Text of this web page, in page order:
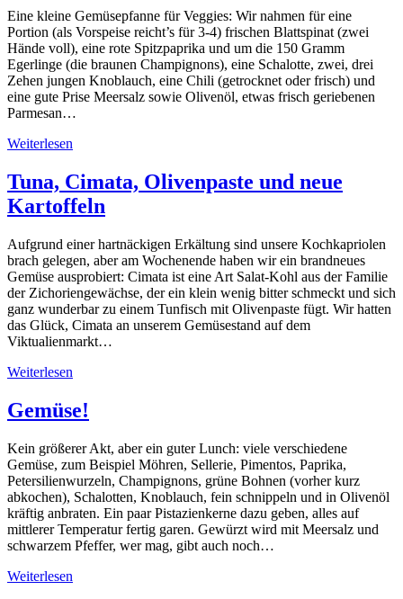
Eine kleine Gemüsepfanne für Veggies: Wir nahmen für eine
Portion (als Vorspeise reicht’s für 3-4) frischen Blattspinat (zwei
Hände voll), eine rote Spitzpaprika und um die 150 Gramm
Egerlinge (die braunen Champignons), eine Schalotte, zwei, drei
Zehen jungen Knoblauch, eine Chili (getrocknet oder frisch) und
eine gute Prise Meersalz sowie Olivenöl, etwas frisch geriebenen
Parmesan…
Weiterlesen
Tuna, Cimata, Olivenpaste und neue
Kartoffeln
Aufgrund einer hartnäckigen Erkältung sind unsere Kochkapriolen
brach gelegen, aber am Wochenende haben wir ein brandneues
Gemüse ausprobiert: Cimata ist eine Art Salat-Kohl aus der Familie
der Zichoriengewächse, der ein klein wenig bitter schmeckt und sich
ganz wunderbar zu einem Tunfisch mit Olivenpaste fügt. Wir hatten
das Glück, Cimata an unserem Gemüsestand auf dem
Viktualienmarkt…
Weiterlesen
Gemüse!
Kein größerer Akt, aber ein guter Lunch: viele verschiedene
Gemüse, zum Beispiel Möhren, Sellerie, Pimentos, Paprika,
Petersilienwurzeln, Champignons, grüne Bohnen (vorher kurz
abkochen), Schalotten, Knoblauch, fein schnippeln und in Olivenöl
kräftig anbraten. Ein paar Pistazienkerne dazu geben, alles auf
mittlerer Temperatur fertig garen. Gewürzt wird mit Meersalz und
schwarzem Pfeffer, wer mag, gibt auch noch…
Weiterlesen